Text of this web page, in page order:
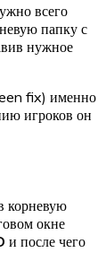
всего
папку с
нужное
fix) именно
игроков он
корневую
окне
и после чего